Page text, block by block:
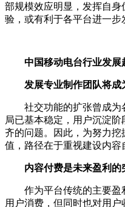
部规模效应明显，发挥自
验，或有利于各平台进一步
中国移动电台行业发展
发展专业制作团队将成
社交功能的扩张曾成为
局已基本稳定，用户沉淀
齐的问题。因此，为努力
值，路径在于重视建设内容
内容付费是未来盈利的
作为平台传统的主要盈
用户消费，但同时也对用